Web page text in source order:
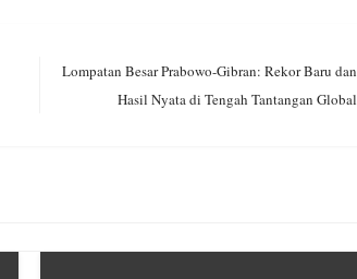
Lompatan Besar Prabowo-Gibran: Rekor Baru dan
Hasil Nyata di Tengah Tantangan Global